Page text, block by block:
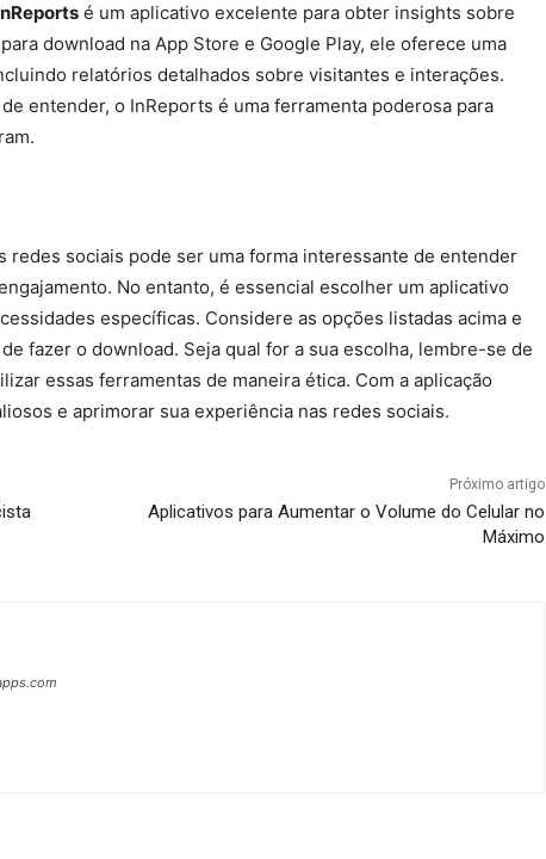
é um aplicativo excelente para obter insights sobre
download na App Store e Google Play, ele oferece uma
relatórios detalhados sobre visitantes e interações.
entender, o InReports é uma ferramenta poderosa para
redes sociais pode ser uma forma interessante de entender
No entanto, é essencial escolher um aplicativo
específicas. Considere as opções listadas acima e
fazer o download. Seja qual for a sua escolha, lembre-se de
essas ferramentas de maneira ética. Com a aplicação
e aprimorar sua experiência nas redes sociais.
Próximo artigo
Aplicativos para Aumentar o Volume do Celular no
Máximo